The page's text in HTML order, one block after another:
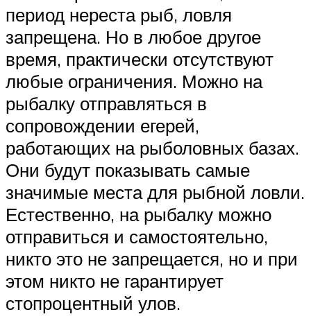
период нереста рыб, ловля
запрещена. Но в любое другое
время, практически отсутствуют
любые ограничения. Можно на
рыбалку отправляться в
сопровождении егерей,
работающих на рыболовных базах.
Они будут показывать самые
значимые места для рыбной ловли.
Естественно, на рыбалку можно
отправиться и самостоятельно,
никто это не запрещается, но и при
этом никто не гарантирует
стопроцентный улов.